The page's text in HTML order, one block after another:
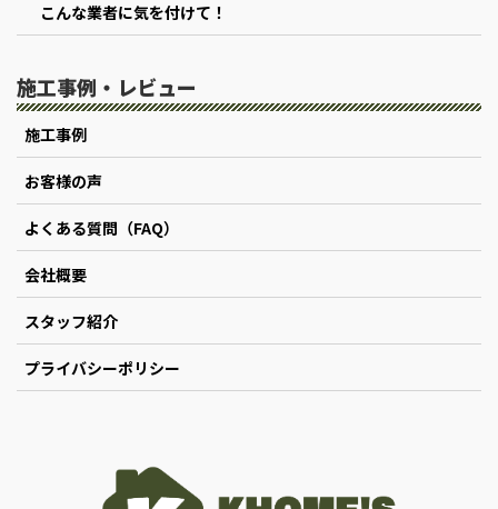
こんな業者に気を付けて！
施工事例・レビュー
施工事例
お客様の声
よくある質問（FAQ）
会社概要
スタッフ紹介
プライバシーポリシー